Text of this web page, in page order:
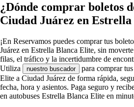
¿Dónde comprar boletos
Ciudad Juárez en
¡En Reservamos puedes comprar tus
Juárez en Estrella Blanca Elite, sin
filas, el tráfico y la incertidumbre de
Utiliza
nuestro buscador
para comprar
Elite a Ciudad Juárez de forma rápida,
fecha, hora y asientos. Paga seguro y
en autobuses Estrella Blanca Elite en